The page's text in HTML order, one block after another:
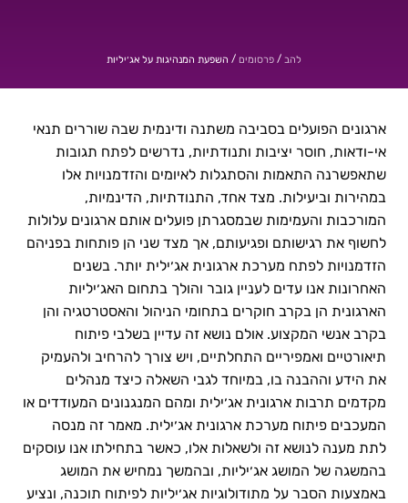
להב / פרסומים / השפעת המנהיגות על אג׳יליות
השפעת המנהיגות על אג׳יליות | ד"ר יוסי יצחקי
ארגונים הפועלים בסביבה משתנה ודינמית שבה שוררים תנאי
אי-ודאות, חוסר יציבות ותנודתיות, נדרשים לפתח תגובות
שתאפשרנה התאמות והסתגלות לאיומים והזדמנויות אלו
במהירות וביעילות. מצד אחד, התנודתיות, הדינמיות,
המורכבות והעמימות שבמסגרתן פועלים אותם ארגונים עלולות
לחשוף את רגישותם ופגיעותם, אך מצד שני הן פותחות בפניהם
הזדמנויות לפתח מערכת ארגונית אג׳ילית יותר. בשנים
האחרונות אנו עדים לעניין גובר והולך בתחום האג׳יליות
הארגונית הן בקרב חוקרים בתחומי הניהול והאסטרטגיה והן
בקרב אנשי המקצוע. אולם נושא זה עדיין בשלבי פיתוח
תיאורטיים ואמפיריים התחלתיים, ויש צורך להרחיב ולהעמיק
את הידע וההבנה בו, במיוחד לגבי השאלה כיצד מנהלים
מקדמים תרבות ארגונית אג׳ילית ומהם המנגנונים המעודדים או
המעכבים פיתוח מערכת ארגונית אג׳ילית. מאמר זה מנסה
לתת מענה לנושא זה ולשאלות אלו, כאשר בתחילתו אנו עוסקים
בהמשגה של המושג אג׳יליות, ובהמשך נמחיש את המושג
באמצעות הסבר על מתודולוגיות אג׳יליות לפיתוח תוכנה, ונציע